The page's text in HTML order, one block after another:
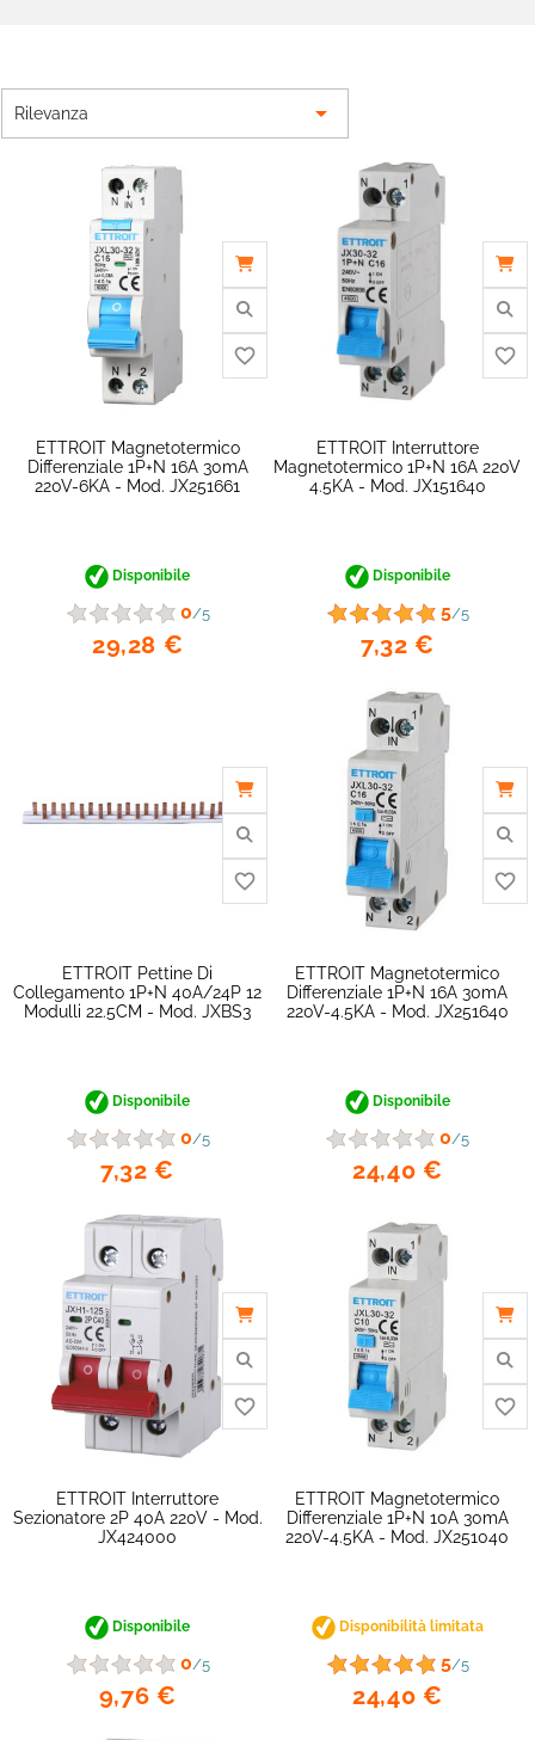
Rilevanza 
ETTROIT Magnetotermico
Differenziale 1P+N 16A 30mA
220V-6KA - Mod. JX251661
Disponibile
0/5
29,28 €
ETTROIT Interruttore
Magnetotermico 1P+N 16A 220V
4.5KA - Mod. JX151640
Disponibile
5/5
7,32 €
ETTROIT Pettine Di
Collegamento 1P+N 40A/24P 12
Modulli 22.5CM - Mod. JXBS3
Disponibile
0/5
7,32 €
ETTROIT Magnetotermico
Differenziale 1P+N 16A 30mA
220V-4.5KA - Mod. JX251640
Disponibile
0/5
24,40 €
ETTROIT Interruttore
Sezionatore 2P 40A 220V - Mod.
JX424000
Disponibile
0/5
9,76 €
ETTROIT Magnetotermico
Differenziale 1P+N 10A 30mA
220V-4.5KA - Mod. JX251040
Disponibilità limitata
5/5
24,40 €